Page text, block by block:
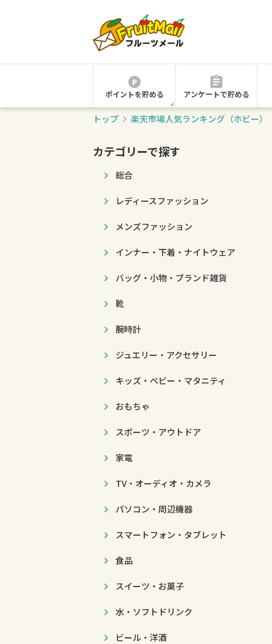
ポイントを貯める アンケートで貯める
トップ 楽天市場人気ランキング（ホビー）
カテゴリーで探す
総合
レディースファッション
メンズファッション
インナー・下着・ナイトウェア
バッグ・小物・ブランド雑貨
靴
腕時計
ジュエリー・アクセサリー
キッズ・ベビー・マタニティ
おもちゃ
スポーツ・アウトドア
家電
TV・オーディオ・カメラ
パソコン・周辺機器
スマートフォン・タブレット
食品
スイーツ・お菓子
水・ソフトドリンク
ビール・洋酒